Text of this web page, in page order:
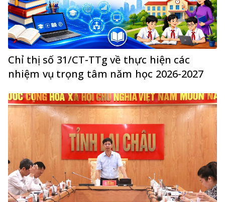
Chỉ thị số 31/CT-TTg về thực hiện các
nhiệm vụ trọng tâm năm học 2026-2027